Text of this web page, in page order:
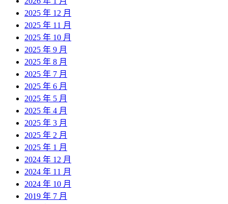
2025 年 12 月
2025 年 11 月
2025 年 10 月
2025 年 9 月
2025 年 8 月
2025 年 7 月
2025 年 6 月
2025 年 5 月
2025 年 4 月
2025 年 3 月
2025 年 2 月
2025 年 1 月
2024 年 12 月
2024 年 11 月
2024 年 10 月
2019 年 7 月